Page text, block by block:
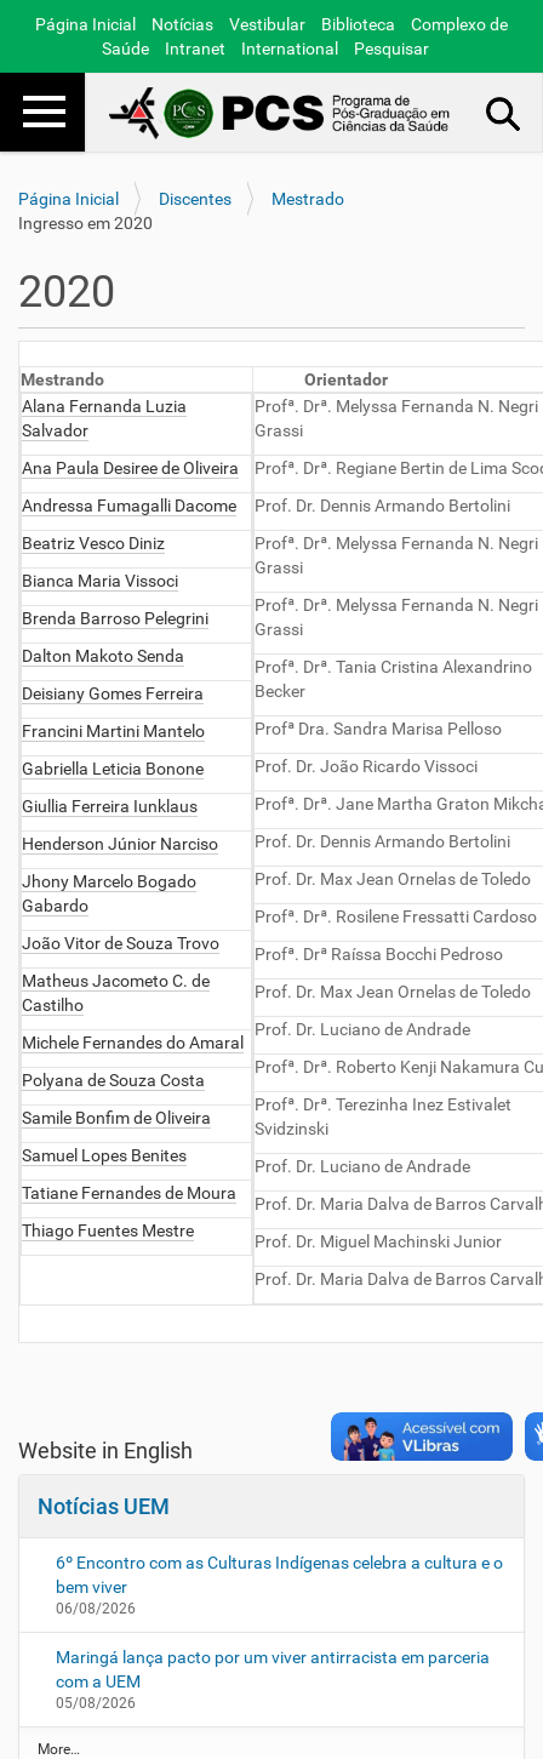
Página Inicial Notícias Vestibular Biblioteca
Complexo de
Saúde
Intranet International Pesquisar
Toggle navigation
Página Inicial
Discentes
Mestrado
Ingresso em 2020
2020
Mestrando
Orientador
Alana Fernanda Luzia
Salvador
Ana Paula Desiree de Oliveira
Andressa Fumagalli Dacome
Beatriz Vesco Diniz
Bianca Maria Vissoci
Brenda Barroso Pelegrini
Dalton Makoto Senda
Deisiany Gomes Ferreira
Francini Martini Mantelo
Gabriella Leticia Bonone
Giullia Ferreira Iunklaus
Henderson Júnior Narciso
Jhony Marcelo Bogado
Gabardo
João Vitor de Souza Trovo
Matheus Jacometo C. de
Castilho
Michele Fernandes do Amaral
Polyana de Souza Costa
Samile Bonfim de Oliveira
Samuel Lopes Benites
Tatiane Fernandes de Moura
Thiago Fuentes Mestre
Profª. Drª. Melyssa Fernanda N. Negri
Grassi
Profª. Drª. Regiane Bertin de Lima
Prof. Dr. Dennis Armando Bertolini
Profª. Drª. Melyssa Fernanda N. Negri
Grassi
Profª. Drª. Melyssa Fernanda N. Negri
Grassi
Profª. Drª. Tania Cristina Alexandrino
Becker
Profª Dra. Sandra Marisa Pelloso
Prof. Dr. João Ricardo Vissoci
Profª. Drª. Jane Martha Graton
Prof. Dr. Dennis Armando Bertolini
Prof. Dr. Max Jean Ornelas de Toledo
Profª. Drª. Rosilene Fressatti Cardoso
Profª. Drª Raíssa Bocchi Pedroso
Prof. Dr. Max Jean Ornelas de Toledo
Prof. Dr. Luciano de Andrade
Profª. Drª. Roberto Kenji Nakamura
Profª. Drª. Terezinha Inez Estivalet
Svidzinski
Prof. Dr. Luciano de Andrade
Prof. Dr. Maria Dalva de Barros
Prof. Dr. Miguel Machinski Junior
Prof. Dr. Maria Dalva de Barros
Website in English
Notícias UEM
6º Encontro com as Culturas Indígenas celebra a cultura e o
bem viver
06/08/2026
Maringá lança pacto por um viver antirracista em parceria
com a UEM
05/08/2026
N
More…